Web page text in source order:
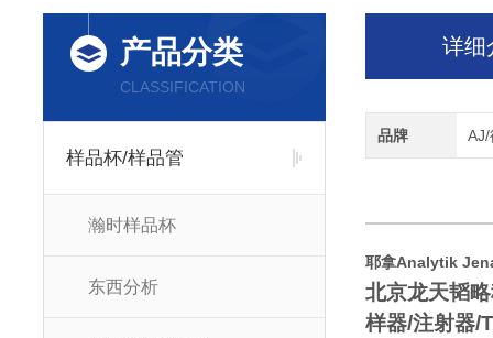
产品分类
CLASSIFICATION
样品杯/样品管
瀚时样品杯
东西分析
详细
品牌 AJ/
耶拿Analytik
北京龙天韬
样器/注射器/